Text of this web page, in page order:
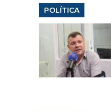
POLÍTICA